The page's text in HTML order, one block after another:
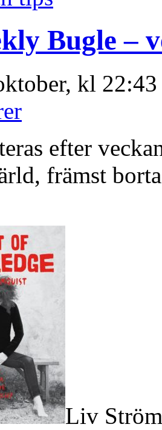
Bugle –
kl
efter
främst
Liv